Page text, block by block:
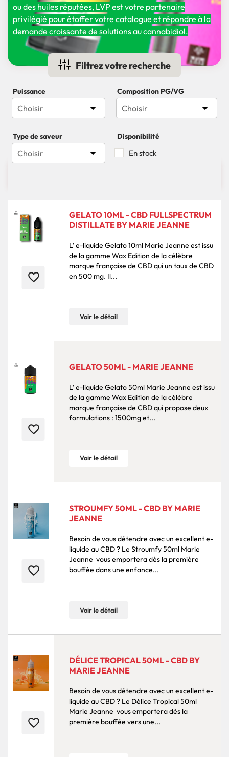
ou des huiles réputées, LVP est votre partenaire
privilégié pour étoffer votre catalogue et répondre à la
demande croissante de solutions au cannabidiol.
Filtrez votre recherche
Puissance
Choisir 
Composition PG/VG
Choisir 
Type de saveur
Choisir 
Disponibilité
En stock
favorite_border
GELATO 10ML - CBD FULLSPECTRUM
DISTILLATE BY MARIE JEANNE
L' e-liquide Gelato 10ml Marie Jeanne est issu
de la gamme Wax Edition de la célèbre
marque française de CBD qui un taux de CBD
en 500 mg. Il...
Voir le détail
favorite_border
GELATO 50ML - MARIE JEANNE
L' e-liquide Gelato 50ml Marie Jeanne est issu
de la gamme Wax Edition de la célèbre
marque française de CBD qui propose deux
formulations : 1500mg et...
Voir le détail
favorite_border
STROUMFY 50ML - CBD BY MARIE
JEANNE
Besoin de vous détendre avec un excellent e-
liquide au CBD ? Le Stroumfy 50ml Marie
Jeanne vous emportera dès la première
bouffée dans une enfance...
Voir le détail
favorite_border
DÉLICE TROPICAL 50ML - CBD BY
MARIE JEANNE
Besoin de vous détendre avec un excellent e-
liquide au CBD ? Le Délice Tropical 50ml
Marie Jeanne vous emportera dès la
première bouffée vers une...